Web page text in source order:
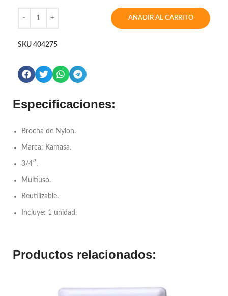
AÑADIR AL CARRITO
SKU 404275
Especificaciones:
Brocha de Nylon.
Marca: Kamasa.
3/4″.
Multiuso.
Reutilizable.
Incluye: 1 unidad.
Productos relacionados: